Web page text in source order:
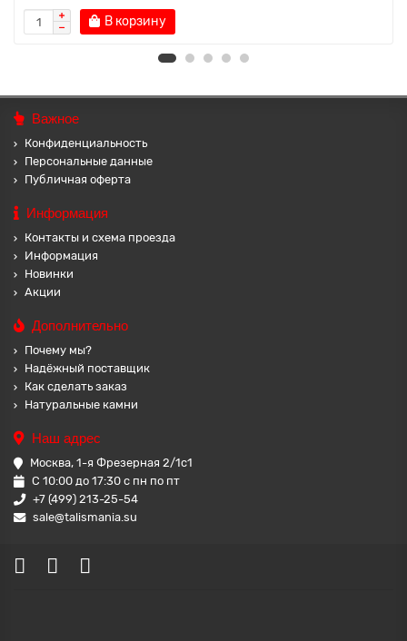
В корзину
Важное
Конфиденциальность
Персональные данные
Публичная оферта
Информация
Контакты и схема проезда
Информация
Новинки
Акции
Дополнительно
Почему мы?
Надёжный поставщик
Как сделать заказ
Натуральные камни
Наш адрес
Москва, 1-я Фрезерная 2/1с1
С 10:00 до 17:30 с пн по пт
+7 (499) 213-25-54
sale@talismania.su